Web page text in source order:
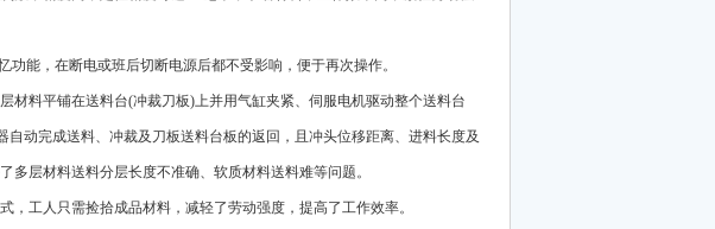
功能，在断电或班后切断电源后都不受影响，便于再次操作。
材料平铺在送料台(冲裁刀板)上并用气缸夹紧、伺服电机驱动整个送料台
动完成送料、冲裁及刀板送料台板的返回，且冲头位移距离、进料长度及
多层材料送料分层长度不准确、软质材料送料难等问题。
，工人只需捡拾成品材料，减轻了劳动强度，提高了工作效率。